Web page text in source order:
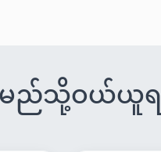
မည်သို့ဝယ်ယူ